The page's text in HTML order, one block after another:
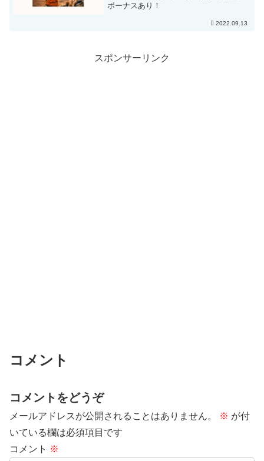
ボーナスあり！
2022.09.13
スポンサーリンク
コメント
コメントをどうぞ
メールアドレスが公開されることはありません。 ※ が付
いている欄は必須項目です
コメント ※